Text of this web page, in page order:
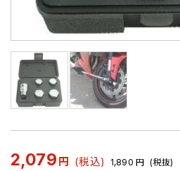
2,079 円 (税込) 1,890 円 (税抜)